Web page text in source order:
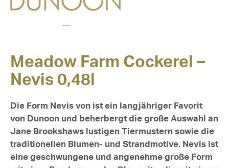
Meadow Farm Cockerel –
Nevis 0,48l
Die Form Nevis von ist ein langjähriger Favorit
von Dunoon und beherbergt die große Auswahl an
Jane Brookshaws lustigen Tiermustern sowie die
traditionellen Blumen- und Strandmotive. Nevis ist
eine geschwungene und angenehme große Form